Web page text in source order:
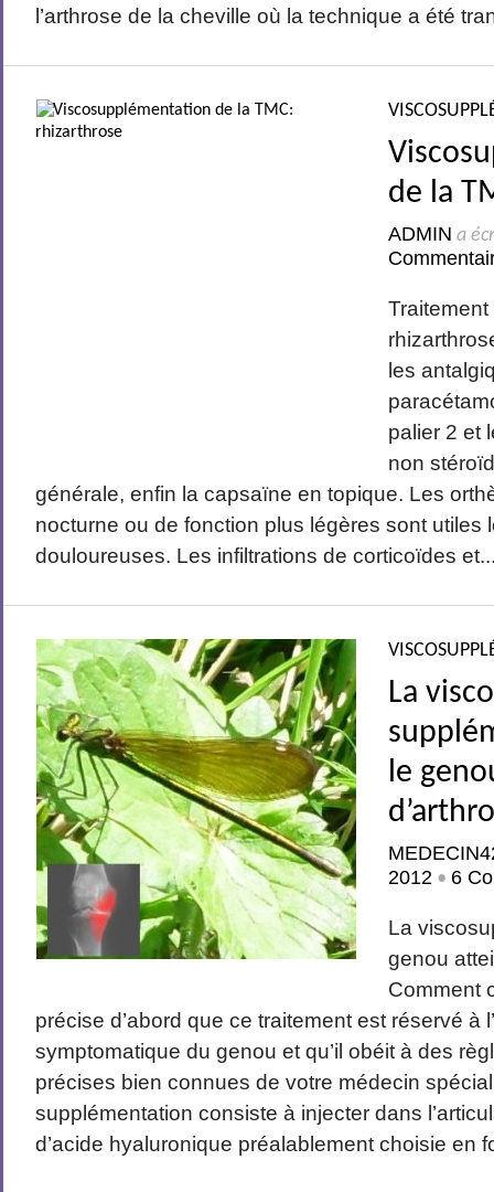
l’arthrose de la cheville où la technique a été
de la
ADMIN a
les
palier 2 et
non
générale, enfin la capsaïne en topique. Les
nocturne ou de fonction plus légères sont utiles
douloureuses. Les infiltrations de corticoïdes
La
le
2012 • 6
La
genou
Comment
précise d’abord que ce traitement est réservé à
symptomatique du genou et qu’il obéit à des
précises bien connues de votre médecin
supplémentation consiste à injecter dans
d’acide hyaluronique préalablement choisie en